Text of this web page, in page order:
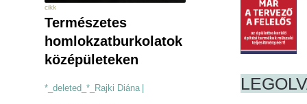
cikk
Természetes
homlokzatburkolatok
középületeken
*_deleted_*_Rajki Diána |